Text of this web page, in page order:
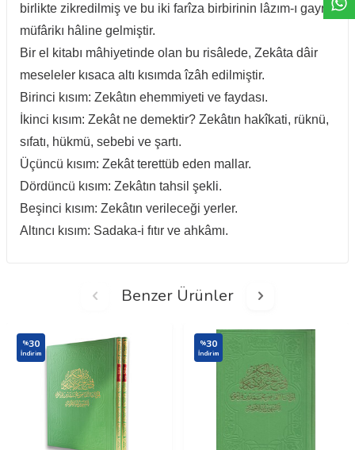
birlikte zikredilmiş ve bu iki farîza birbirinin lâzım-ı gayr-i
müfârikı hâline gelmiştir.
Bir el kitabı mâhiyetinde olan bu risâlede, Zekâta dâir
meseleler kısaca altı kısımda îzâh edilmiştir.
Birinci kısım: Zekâtın ehemmiyeti ve faydası.
İkinci kısım: Zekât ne demektir? Zekâtın hakîkati, rüknü,
sıfatı, hükmü, sebebi ve şartı.
Üçüncü kısım: Zekât terettüb eden mallar.
Dördüncü kısım: Zekâtın tahsil şekli.
Beşinci kısım: Zekâtın verileceği yerler.
Altıncı kısım: Sadaka-i fıtır ve ahkâmı.
Benzer Ürünler
%30
İndirim
%30
İndirim